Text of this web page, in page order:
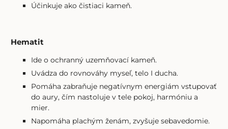
Účinkuje ako čistiaci kameň.
Hematit
Ide o ochranný uzemňovací kameň.
Uvádza do rovnováhy myseľ, telo I ducha.
Pomáha zabraňuje negatívnym energiám vstupovať
do aury, čím nastoluje v tele pokoj, harmóniu a
mier.
Napomáha plachým ženám, zvyšuje sebavedomie.